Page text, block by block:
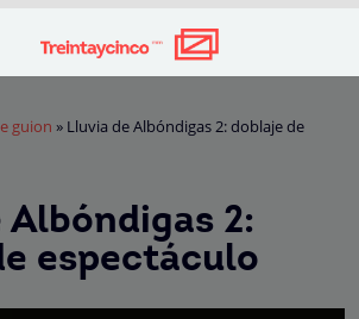
guion » Lluvia de Albóndigas 2: doblaje de
Albóndigas 2:
espectáculo